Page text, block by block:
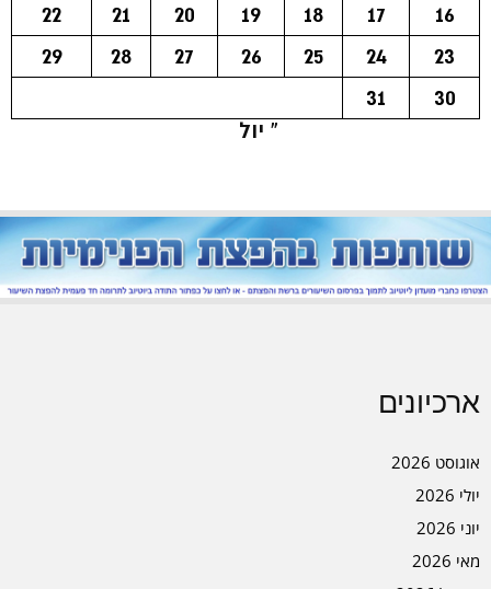
16
17
18
19
20
21
22
23
24
25
26
27
28
29
30
31
« יול
ארכיונים
אוגוסט 2026
יולי 2026
יוני 2026
מאי 2026